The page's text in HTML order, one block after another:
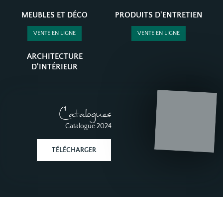
MEUBLES ET DÉCO
VENTE EN LIGNE
PRODUITS D'ENTRETIEN
VENTE EN LIGNE
ARCHITECTURE
D'INTÉRIEUR
Catalogues
Catalogue 2024
TÉLÉCHARGER